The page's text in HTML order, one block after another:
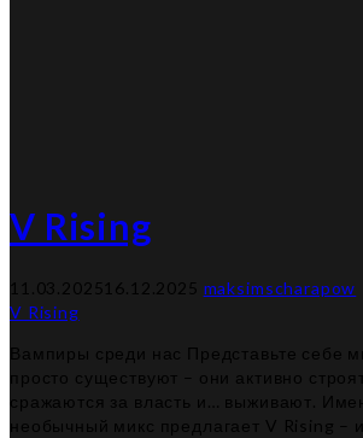
V Rising
11.03.2025 16.12.2025 maksimscharapow
V Rising
Вампиры среди нас Представьте себе
просто существуют – они активно
сражаются за власть и… выживают.
необычный микс предлагает V Rising –